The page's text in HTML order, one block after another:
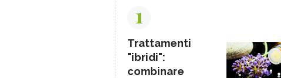
1
Trattamenti
"ibridi":
combinare